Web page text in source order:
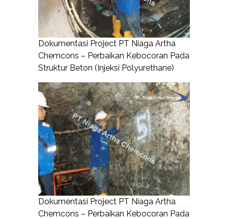
Dokumentasi Project PT Niaga Artha
Chemcons – Perbaikan Kebocoran Pada
Struktur Beton (Injeksi Polyurethane)
Dokumentasi Project PT Niaga Artha
Chemcons – Perbaikan Kebocoran Pada